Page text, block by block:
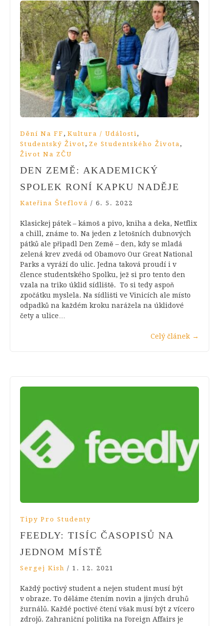
Dění Na FF , Kultura / Události ,
Studentský Život , Ze Studentského Života ,
Život Na ZČU
DEN ZEMĚ: AKADEMICKÝ
SPOLEK RONÍ KAPKU NADĚJE
Kateřina Šteflová / 6. 5. 2022
Klasickej pátek – kámoš a pivo, kniha a deka, Netflix
a chill, známe to. Na jeden z letošních dubnových
pátků ale připadl Den Země – den, kdy se mladá
zelená krev zvedá od Obamovo Our Great National
Parks a vyráží do ulic. Jedna taková proudí i v
člence studentského Spolku, jež si pro tento den
vzala na triko úklid sídliště. To si tedy aspoň
zpočátku myslela. Na sídlišti ve Vinicích ale místo
odpadků na každém kroku narážela na úklidové
čety a ulice…
Celý článek →
Tipy Pro Studenty
FEEDLY: TISÍC ČASOPISŮ NA
JEDNOM MÍSTĚ
Sergej Kish / 1. 12. 2021
Každý poctivý student a nejen student musí být
v obraze. To děláme čtením novin a jiných druhů
žurnálů. Každé poctivé čtení však musí být z vícero
zdrojů. Zahraniční politika na Foreign Affairs je